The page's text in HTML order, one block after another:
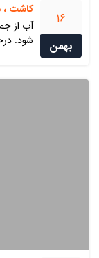
16
بهمن
کاشت ،
آب از
شود.